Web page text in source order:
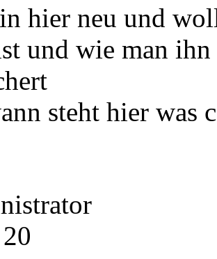
hier neu und
und wie man
steht hier was